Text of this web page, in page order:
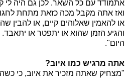
אתמודד עם כל השאר. לכן גם היה לי
ואז אתה מקבל מכה כזאת מתחת
או להאמין שאלוהים קיים, או להבין
והגיע הזמן שהוא או יתפטר או יתאבד.
היום".
אתה מרגיש כמו איוב?
"מצחיק שאתה מזכיר את איוב, כי